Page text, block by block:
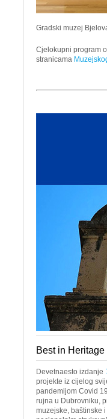
Gradski muzej
Cjelokupni program
stranicama
Best in
Devetnaesto izdanje
projekte iz cijelog
pandemijom Covid
rujna u Dubrovniku,
muzejske, baštinske